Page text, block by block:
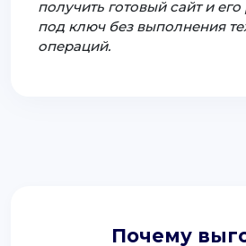
получить готовый сайт и
под ключ без выполнения
операций.
Почему